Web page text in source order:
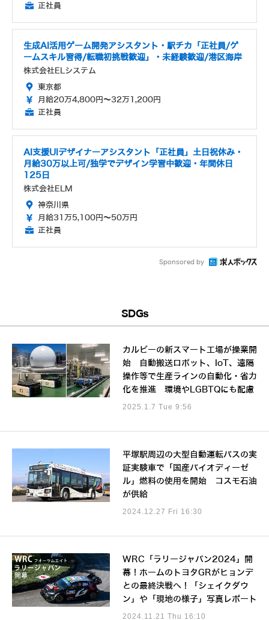
正社員
生成AI活用ゲーム開発アシスタント・駅チカ「正社員/ゲ
ームスキル習得/転職初挑戦歓迎」・未経験歓迎/港区海岸
株式会社ELシステム
東京都
月給20万4,800円～32万1,200円
正社員
AI支援UIデザイナーアシスタント「正社員」土日祝休み・
月給30万以上可/独学でデザイン学習中歓迎・年間休日
125日
株式会社ELM
神奈川県
月給31万5,100円～50万円
正社員
Sponsored by
SDGs
カルビーの新スマート工場が操業開
始 自動搬送ロボット、IoT、遠隔
操作等で生産ラインの自動化・省力
化を推進 環境やLGBTQにも配慮
2025.1.7 Tue 9:56
平塚駅周辺の大型自動運転バスの実
証実験車で「国産バイオディーゼ
ル」燃料の使用を開始 コスモ石油
が供給
2024.12.27 Fri 16:30
WRC「ラリージャパン2024」開
幕！ホームのトヨタGRがヒョンデ
との最終決戦へ！「シェイクダウ
ン」や「現地の様子」写真レポート
2024.11.21 Thu 16:10